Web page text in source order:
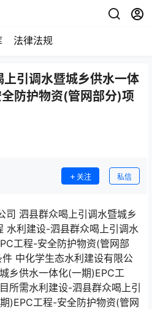
法律法规
引调水暨城乡供水一体
防护物资(管网部分)项
关注 私信
司 泗县群众喝上引调水暨城乡
水利建设-泗县群众喝上引调水
工程-安全防护物资(管网部
中化学生态水利建设有限公
乡供水一体化(一期)EPC工
所需水利建设-泗县群众喝上引
)EPC工程-安全防护物资(管网